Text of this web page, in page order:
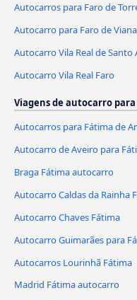
Autocarros para Faro de
Autocarro para Faro de
Autocarro Vila Real de
Autocarro Vila Real Faro
Viagens de autocarro
Autocarros para Fátima de
Autocarro de Aveiro para
Braga Fátima autocarro
Autocarro Caldas da Rainha
Autocarro Chaves Fátima
Autocarro Guimarães para
Autocarros Lourinhã Fátima
Madrid Fátima autocarro